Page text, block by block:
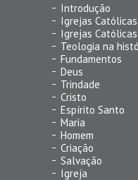
Introdução
Igrejas
Igrejas
Teologia na
Fundamentos
Deus
Trindade
Cristo
Espírito Santo
Maria
Homem
Criação
Salvação
Igreja